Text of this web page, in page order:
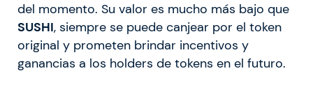
del momento. Su valor es mucho más bajo que
SUSHI, siempre se puede canjear por el token
original y prometen brindar incentivos y
ganancias a los holders de tokens en el futuro.